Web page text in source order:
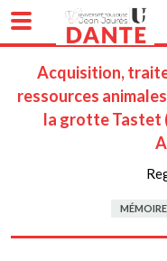
Acquisition,
ressources
la grotte Tastet
MÉMOIRE